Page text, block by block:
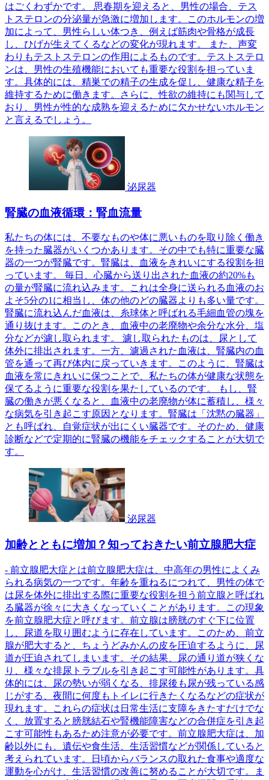
はごくわずかです。 思春期を迎えると、男性の場合、テス
トステロンの分泌量が急激に増加します。このホルモンの増
加によって、男性らしい体つき、例えば筋肉や骨格が成長
し、ひげが生えてくるなどの変化が現れます。 また、声変
わりもテストステロンの作用によるものです。テストステロ
ンは、男性の生殖機能においても重要な役割を担っていま
す。具体的には、精巣での精子の生成を促し、健康な精子を
維持するために働きます。さらに、性欲の維持にも関与して
おり、男性が性的な成熟を迎えるために欠かせないホルモン
と言えるでしょう。
泌尿器
腎臓の血液循環：腎血流量
私たちの体には、不要なものや体に悪いものを取り除く働き
を持った臓器がいくつかあります。その中でも特に重要な臓
器の一つが腎臓です。腎臓は、血液をきれいにする役割を担
っています。 毎日、心臓から送り出された血液の約20%も
の量が腎臓に流れ込みます。これは全身に送られる血液のお
よそ5分の1に相当し、体の他のどの臓器よりも多い量です。
腎臓に流れ込んだ血液は、糸球体と呼ばれる毛細血管の塊を
通り抜けます。このとき、血液中の老廃物や余分な水分、塩
分などが濾し取られます。 濾し取られたものは、尿として
体外に排出されます。一方、濾過された血液は、腎臓内の血
管を通って再び体内に戻っていきます。このように、腎臓は
血液を常にきれいに保つことで、私たちの体が健康な状態を
保てるように重要な役割を果たしているのです。 もし、腎
臓の働きが悪くなると、血液中の老廃物が体に蓄積し、様々
な病気を引き起こす原因となります。腎臓は「沈黙の臓器」
とも呼ばれ、自覚症状が出にくい臓器です。そのため、健康
診断などで定期的に腎臓の機能をチェックすることが大切で
す。
泌尿器
加齢とともに増加？知っておきたい前立腺肥大症
- 前立腺肥大症とは前立腺肥大症は、中高年の男性によくみ
られる病気の一つです。年齢を重ねるにつれて、男性の体で
は尿を体外に排出する際に重要な役割を担う前立腺と呼ばれ
る臓器が徐々に大きくなっていくことがあります。この現象
を前立腺肥大症と呼びます。前立腺は膀胱のすぐ下に位置
し、尿道を取り囲むように存在しています。このため、前立
腺が肥大すると、ちょうどみかんの皮を圧迫するように、尿
道が圧迫されてしまいます。その結果、尿の通り道が狭くな
り、様々な排尿トラブルを引き起こす可能性があります。具
体的には、尿の勢いが弱くなる、排尿後も尿が残っている感
じがする、夜間に何度もトイレに行きたくなるなどの症状が
現れます。これらの症状は日常生活に支障をきたすだけでな
く、放置すると膀胱結石や腎機能障害などの合併症を引き起
こす可能性もあるため注意が必要です。前立腺肥大症は、加
齢以外にも、遺伝や食生活、生活習慣などが関係していると
考えられています。日頃からバランスの取れた食事や適度な
運動を心がけ、生活習慣の改善に努めることが大切です。ま